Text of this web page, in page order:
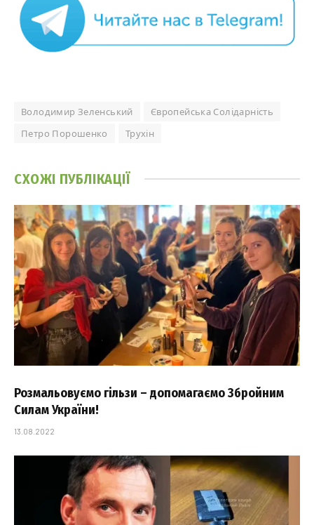
Володимир Зеленський
Європейська Солідарність
Петро Порошенко
Трухін
СХОЖІ ПУБЛІКАЦІЇ
Розмальовуємо гільзи – допомагаємо Збройним
Силам України!
13.08.2022